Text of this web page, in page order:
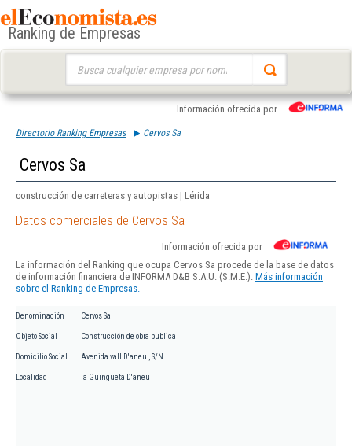
Ranking de Empresas
Información ofrecida por
Directorio Ranking Empresas Cervos Sa
Cervos Sa
construcción de carreteras y autopistas | Lérida
Datos comerciales de Cervos Sa
Información ofrecida por
La información del Ranking que ocupa Cervos Sa procede de la base de datos
de información financiera de INFORMA D&B S.A.U. (S.M.E.). Más información
sobre el Ranking de Empresas.
Denominación Cervos Sa
Objeto Social Construcción de obra publica
Domicilio Social Avenida vall D'aneu , S/N
Localidad la Guingueta D'aneu